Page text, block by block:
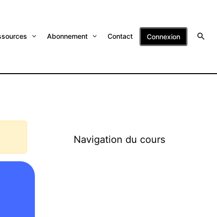
Abonnement Contact Connexion
Navigation du cours